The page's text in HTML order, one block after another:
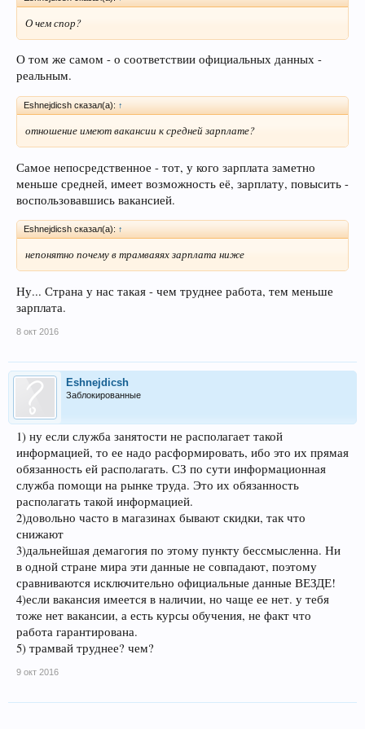
О чем спор?
О том же самом - о соответствии официальных данных -
реальным.
Eshnejdicsh сказал(а): ↑
отношение имеют вакансии к средней зарплате?
Самое непосредственное - тот, у кого зарплата заметно
меньше средней, имеет возможность её, зарплату, повысить -
воспользовавшись вакансией.
Eshnejdicsh сказал(а): ↑
непонятно почему в трамваяях зарплата ниже
Ну... Страна у нас такая - чем труднее работа, тем меньше
зарплата.
8 окт 2016
Eshnejdicsh
Заблокированные
1) ну если служба занятости не располагает такой
информацией, то ее надо расформировать, ибо это их прямая
обязанность ей располагать. СЗ по сути информационная
служба помощи на рынке труда. Это их обязанность
располагать такой информацией.
2)довольно часто в магазинах бывают скидки, так что
снижают
3)дальнейшая демагогия по этому пункту бессмысленна. Ни
в одной стране мира эти данные не совпадают, поэтому
сравниваются исключительно официальные данные ВЕЗДЕ!
4)если вакансия имеется в наличии, но чаще ее нет. у тебя
тоже нет вакансии, а есть курсы обучения, не факт что
работа гарантирована.
5) трамвай труднее? чем?
9 окт 2016